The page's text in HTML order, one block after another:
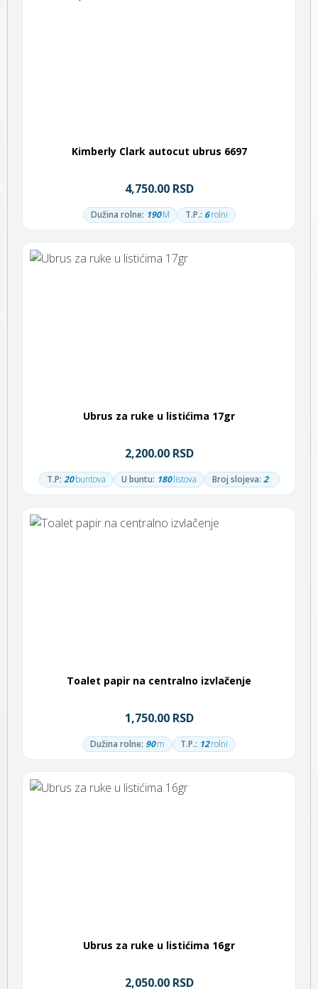
Kimberly Clark autocut ubrus 6697
4,750.00 RSD
Dužina rolne: 190 M T.P.: 6 rolni
Ubrus za ruke u listićima 17gr
2,200.00 RSD
T.P: 20 buntova U buntu: 180 listova Broj slojeva: 2 .
Toalet papir na centralno izvlačenje
1,750.00 RSD
Dužina rolne: 90m T.P.: 12rolni
Ubrus za ruke u listićima 16gr
2,050.00 RSD